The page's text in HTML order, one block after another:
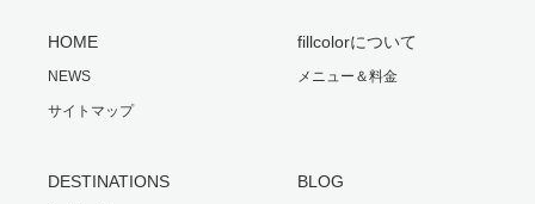
HOME
NEWS
サイトマップ
fillcolorについて
メニュー＆料金
DESTINATIONS BLOG